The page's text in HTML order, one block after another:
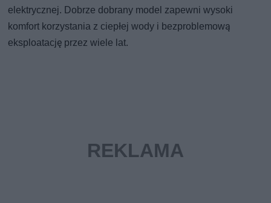
elektrycznej. Dobrze dobrany model zapewni wysoki
komfort korzystania z ciepłej wody i bezproblemową
eksploatację przez wiele lat.